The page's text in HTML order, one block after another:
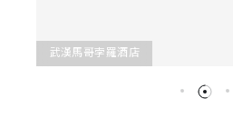
武漢馬哥孛羅酒店